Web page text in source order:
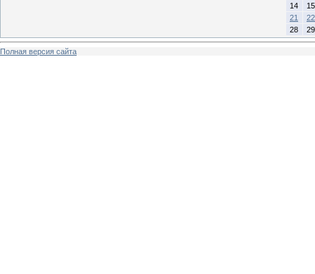
14
15
21
22
28
29
Полная версия сайта